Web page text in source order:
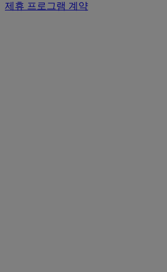
제휴 프로그램 계약